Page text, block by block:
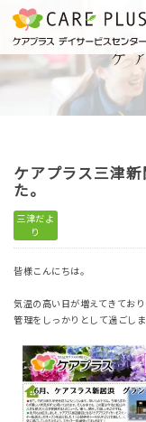
こんな方に
おすすめ
一日体験
ケアプラス三津
た。
三津だよ
り
皆様こんにちは。
気温の高い日が増えてきてお
管理をしっかりとして過ごしま